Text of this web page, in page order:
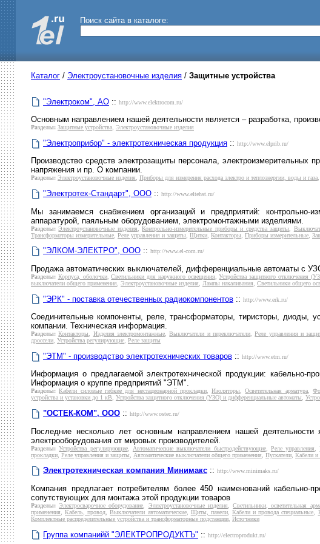
Поиск сайта в каталоге:
Каталог / Электроустановочные изделия / Защитные устройства
"Электроком", АО :: http://www.elektrocom.ru/
Основным направлением нашей деятельности является – разработка,
Разделы: Защитные устройства, Электроустановочные изделия
"Электроприбор" - электротехническая продукция :: http://www.elprib.ru/
Производство средств электрозащиты персонала, электроизмерительных
напряжения и пр. О компании.
Разделы: Электроустановочные изделия, Приборы для измерения расхода электро и теплоэнергии, воды и газа,
"Электротех-Стандарт", ООО :: http://www.eltehst.ru/
Мы занимаемся снабжением организаций и предприятий: контрольно-
аппаратурой, паяльным оборудованием, электромонтажными изделиями.
Разделы: Электроустановочные изделия ,Контрольно-измерительные приборы и средства защиты
Трансформаторы измерительные Реле управления и защиты Щитки Контакторы Приборы измерительные
"ЭЛКОМ-ЭЛЕКТРО", ООО :: http://www.el-com.ru/
Продажа автоматических выключателей, дифференциальные автоматы с
Разделы: Корпуса, оболочки,Светильники для наружного освещения ,Устройства защитного отключения
выключатели общего применения
Электроустановочные изделия Лампы накаливания Светильники общего
"ЭРК" - поставка отечественных радиокомпонентов :: http://www.erk.ru/
Соединительные компоненты, реле, трансформаторы, тиристоры, диоды,
компании. Техническая информация.
Разделы: Контакторы Изделия электромонтажные ,Выключатели и переключатели ,Реле управления и
дроссели Устройства регулирующие Реле защиты
"ЭТМ" - производство электротехнических товаров :: http://www.etm.ru/
Информация о предлагаемой электротехнической продукции: кабельно-
Информация о круппе предприятий "ЭТМ".
Разделы: Кабели силовые гибкие для нестационарной прокладки,Изоляторы,Осветительная арматура,
устройства и установки до 1 кВ, Устройства защитного отключения (УЗО) и дифференциальные автоматы,
"ОСТЕК-КОМ", ООО :: http://www.ostec.ru/
Последние несколько лет основным направлением нашей деятельности
электрооборудования от мировых производителей.
Разделы: Устройства регулирующие, Автоматические выключатели быстродействующие, Реле управления ,
прокладки Реле управления и защиты Автоматические выключатели общего применения Пускатели Кабели и
Электротехническая компания Минимакс :: http://www.minimaks.ru/
Компания предлагает потребителям более 450 наименований кабельно-
сопутствующих для монтажа этой продукции товаров
Разделы: Электросварочное оборудование Электроустановочные изделия ,Светильники, осветительная
применения ,Кабель, провод ,Выключатели автоматические, Щиты, панели, Кабели и провода специальные
Комплектные распределительные устройства и трансформаторные подстанции Источники
Группа компанийй "ЭЛЕКТРОПРОДУКТЪ" :: http://electroprodukt.ru/